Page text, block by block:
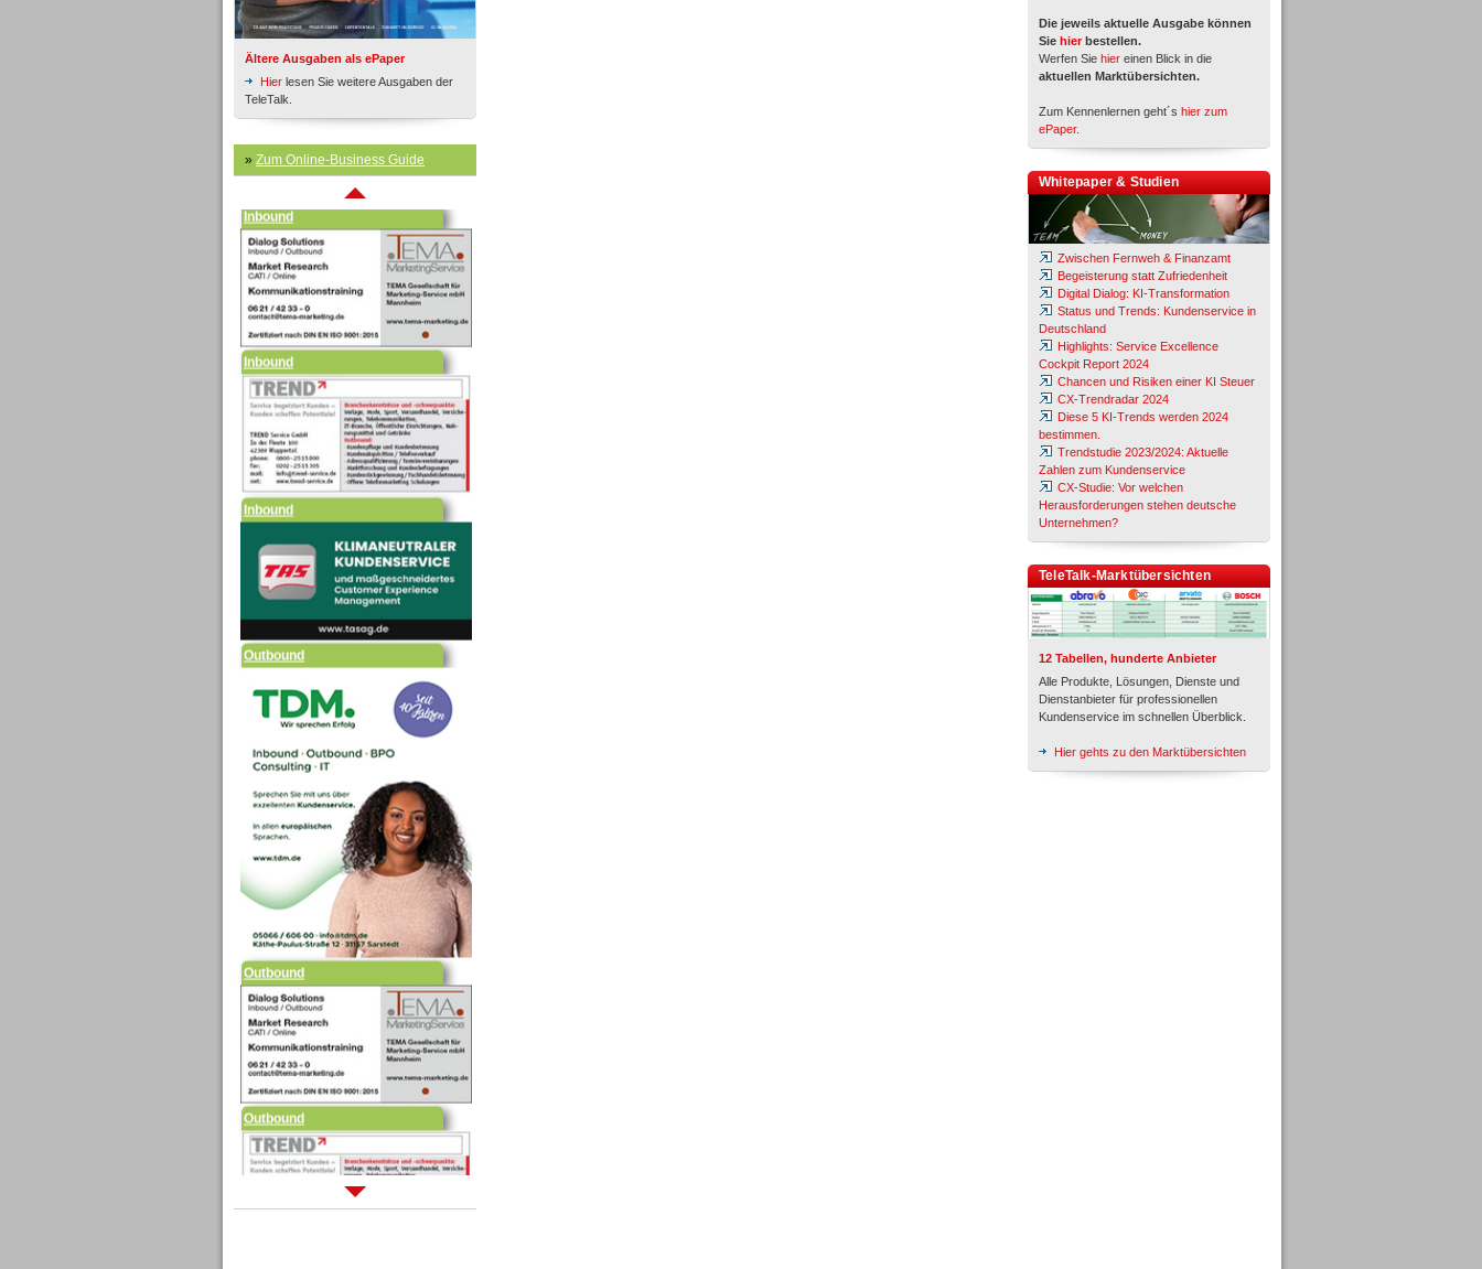
Ältere Ausgaben als ePaper
Hier lesen Sie weitere Ausgaben der
TeleTalk.
» Zum Online-Business Guide
Inbound
Inbound
Inbound
Outbound
Outbound
Die jeweils aktuelle Ausgabe können
Sie hier bestellen.
Werfen Sie hier einen Blick in die
aktuellen Marktübersichten.
Zum Kennenlernen geht´s hier zum
ePaper.
Whitepaper & Studien
Zwischen Fernweh & Finanzamt
Begeisterung statt Zufriedenheit
Digital Dialog: KI-Transformation
Status und Trends: Kundenservice in
Deutschland
Highlights: Service Excellence
Cockpit Report 2024
Chancen und Risiken einer KI Steuer
CX-Trendradar 2024
Diese 5 KI-Trends werden 2024
bestimmen.
Trendstudie 2023/2024: Aktuelle
Zahlen zum Kundenservice
CX-Studie: Vor welchen
Herausforderungen stehen deutsche
Unternehmen?
TeleTalk-Marktübersichten
12 Tabellen, hunderte Anbieter
Alle Produkte, Lösungen, Dienste und
Dienstanbieter für professionellen
Kundenservice im schnellen Überblick.
Hier gehts zu den Marktübersichten